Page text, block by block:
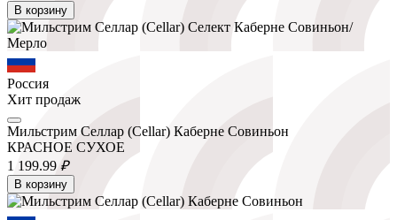
В корзину
Россия
Хит продаж
Мильстрим Селлар (Cellar) Каберне Совиньон
КРАСНОЕ СУХОЕ
1 199.99 ₽
В корзину